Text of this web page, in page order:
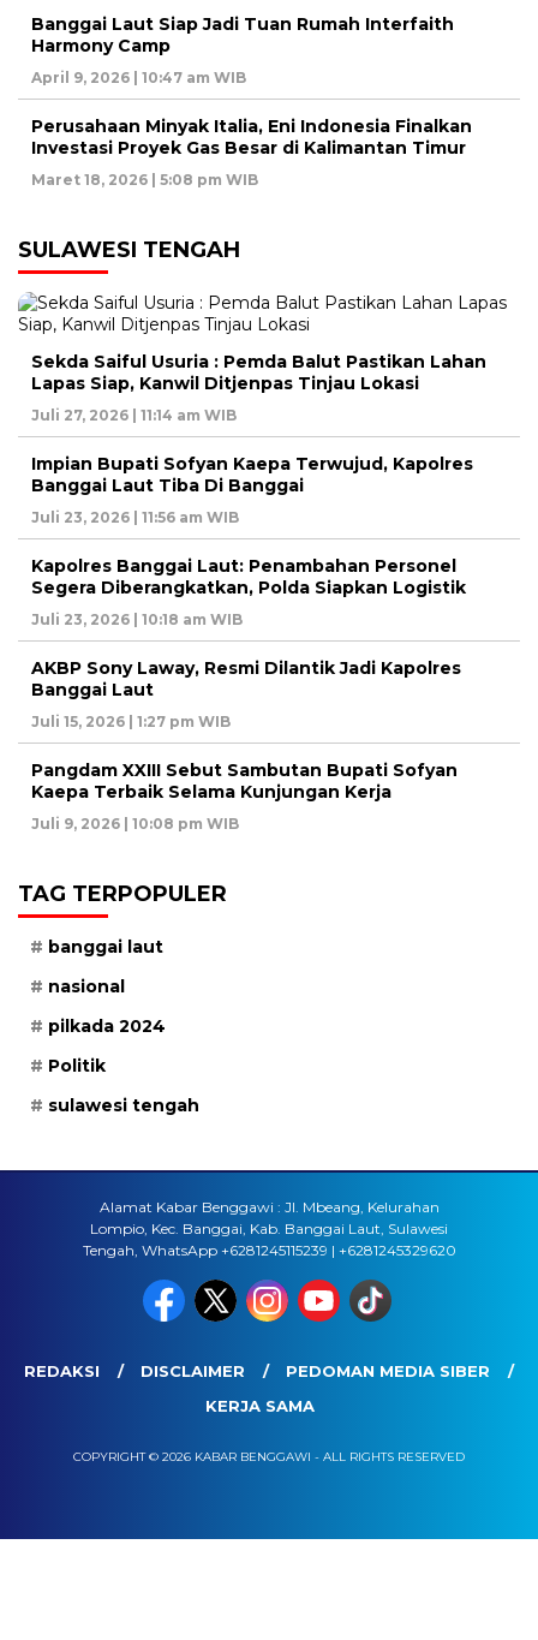
Banggai Laut Siap Jadi Tuan Rumah Interfaith
Harmony Camp
April 9, 2026 | 10:47 am WIB
Perusahaan Minyak Italia, Eni Indonesia Finalkan
Investasi Proyek Gas Besar di Kalimantan Timur
Maret 18, 2026 | 5:08 pm WIB
SULAWESI TENGAH
Sekda Saiful Usuria : Pemda Balut Pastikan Lahan
Lapas Siap, Kanwil Ditjenpas Tinjau Lokasi
Juli 27, 2026 | 11:14 am WIB
Impian Bupati Sofyan Kaepa Terwujud, Kapolres
Banggai Laut Tiba Di Banggai
Juli 23, 2026 | 11:56 am WIB
Kapolres Banggai Laut: Penambahan Personel
Segera Diberangkatkan, Polda Siapkan Logistik
Juli 23, 2026 | 10:18 am WIB
AKBP Sony Laway, Resmi Dilantik Jadi Kapolres
Banggai Laut
Juli 15, 2026 | 1:27 pm WIB
Pangdam XXIII Sebut Sambutan Bupati Sofyan
Kaepa Terbaik Selama Kunjungan Kerja
Juli 9, 2026 | 10:08 pm WIB
TAG TERPOPULER
banggai laut
nasional
pilkada 2024
Politik
sulawesi tengah
Alamat Kabar Benggawi : Jl. Mbeang, Kelurahan
Lompio, Kec. Banggai, Kab. Banggai Laut, Sulawesi
Tengah, WhatsApp +6281245115239 | +6281245329620
REDAKSI DISCLAIMER
PEDOMAN MEDIA SIBER
KERJA SAMA
COPYRIGHT © 2026 KABAR BENGGAWI - ALL RIGHTS RESERVED